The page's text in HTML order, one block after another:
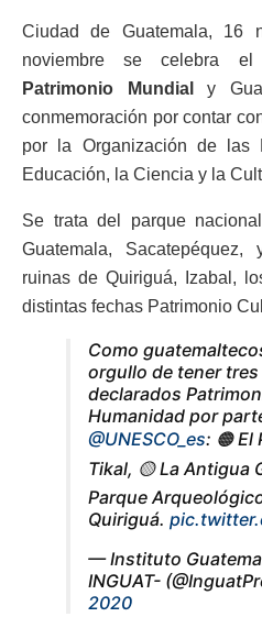
Ciudad de Guatemala, 16
noviembre se celebra el
Patrimonio Mundial
y
conmemoración por contar
por la Organización de las
Educación, la Ciencia y la
Se trata del parque
Guatemala,
ruinas de Quiriguá, Izabal,
distintas fechas Patrimonio
Como
orgullo de tener
declarados
Humanidad por
@UNESCO_es: 🟠 El
Tikal, 🟡 La Antigua
Parque
Quiriguá.
— Instituto
INGUAT-
2020